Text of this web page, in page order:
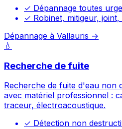
✓ Dépannage toutes
✓ Robinet, mitigeur,
Dépannage à Vallauris →
💧
Recherche de fuite
Recherche de fuite d'eau non
avec matériel professionnel :
traceur, électroacoustique.
✓ Détection non